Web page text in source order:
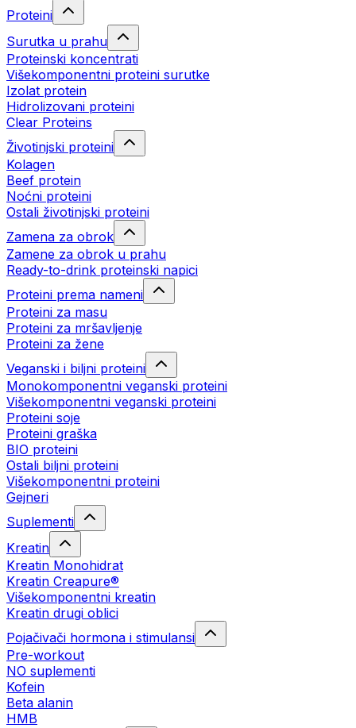
Proteini
Surutka u prahu
Proteinski koncentrati
Višekomponentni proteini surutke
Izolat protein
Hidrolizovani proteini
Clear Proteins
Životinjski proteini
Kolagen
Beef protein
Noćni proteini
Ostali životinjski proteini
Zamena za obrok
Zamene za obrok u prahu
Ready-to-drink proteinski napici
Proteini prema nameni
Proteini za masu
Proteini za mršavljenje
Proteini za žene
Veganski i biljni proteini
Monokomponentni veganski proteini
Višekomponentni veganski proteini
Proteini soje
Proteini graška
BIO proteini
Ostali biljni proteini
Višekomponentni proteini
Gejneri
Suplementi
Kreatin
Kreatin Monohidrat
Kreatin Creapure®
Višekomponentni kreatin
Kreatin drugi oblici
Pojačivači hormona i stimulansi
Pre-workout
NO suplementi
Kofein
Beta alanin
HMB